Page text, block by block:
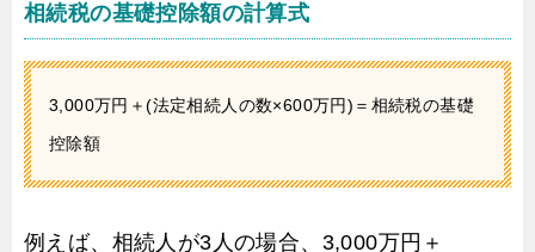
相続税の基礎控除額の計算式
3,000万円＋(法定相続人の数×600万円)＝相続税の基礎
控除額
例えば、相続人が3人の場合、3,000万円＋